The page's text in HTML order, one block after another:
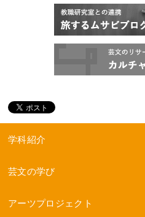
学科紹介
芸文の学び
アーツプロジェクト